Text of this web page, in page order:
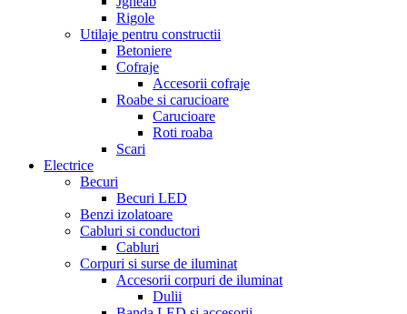
Rigole
Utilaje pentru constructii
Betoniere
Cofraje
Accesorii cofraje
Roabe si carucioare
Carucioare
Roti roaba
Scari
Electrice
Becuri
Becuri LED
Benzi izolatoare
Cabluri si conductori
Cabluri
Corpuri si surse de iluminat
Accesorii corpuri de iluminat
Dulii